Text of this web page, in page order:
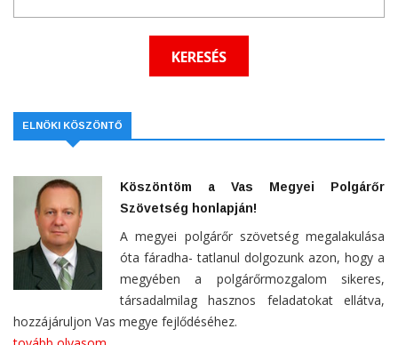
ELNÖKI KÖSZÖNTŐ
Köszöntöm a Vas Megyei Polgárőr
Szövetség honlapján!
A megyei polgárőr szövetség megalakulása
óta fáradha- tatlanul dolgozunk azon, hogy a
megyében a polgárőrmozgalom sikeres,
társadalmilag hasznos feladatokat ellátva,
hozzájáruljon Vas megye fejlődéséhez.